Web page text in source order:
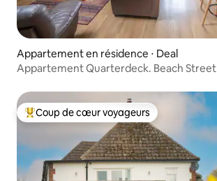
Appartement en résidence ⋅ Deal
Appartement Quarterdeck. Beach
Coups de cœur voyageurs les plus
Coup de cœur voyageurs